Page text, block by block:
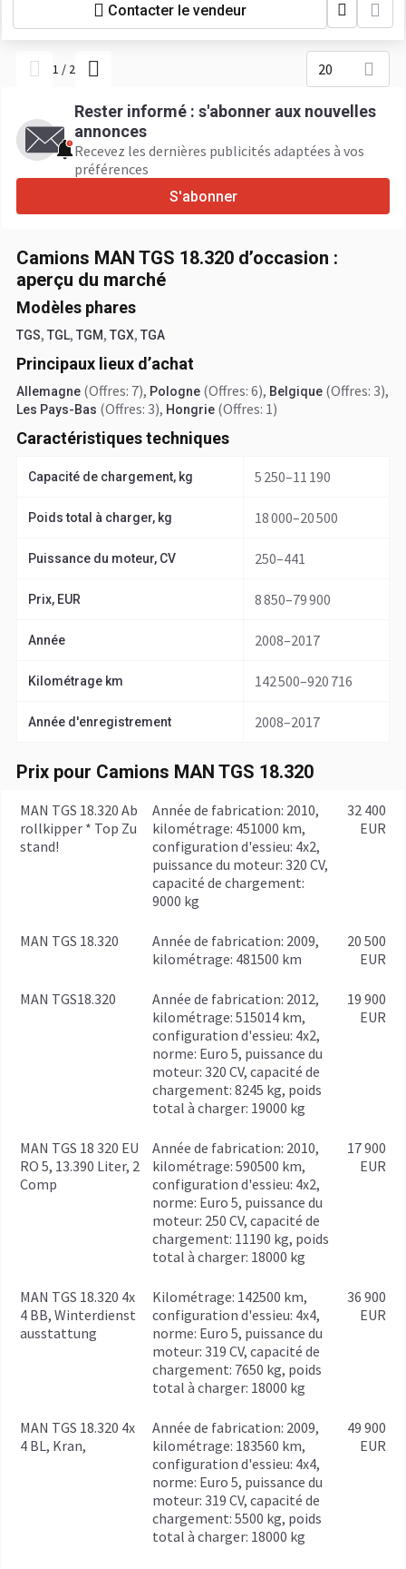
Contacter le vendeur
1 / 2 20
Rester informé : s'abonner aux nouvelles
annonces
Recevez les dernières publicités adaptées à vos
préférences
S'abonner
Camions MAN TGS 18.320 d’occasion :
aperçu du marché
Modèles phares
TGS, TGL, TGM, TGX, TGA
Principaux lieux d’achat
Allemagne (Offres: 7), Pologne (Offres: 6), Belgique (Offres: 3),
Les Pays-Bas (Offres: 3), Hongrie (Offres: 1)
Caractéristiques techniques
Capacité de chargement, kg 5 250–11 190
Poids total à charger, kg 18 000–20 500
Puissance du moteur, CV 250–441
Prix, EUR 8 850–79 900
Année 2008–2017
Kilométrage km 142 500–920 716
Année d'enregistrement 2008–2017
Prix pour Camions MAN TGS 18.320
MAN TGS 18.320 Ab
rollkipper * Top Zu
stand!
année de fabrication: 2010,
kilométrage: 451000 km,
configuration d'essieu: 4x2,
puissance du moteur: 320 CV,
capacité de chargement:
9000 kg
32 400
EUR
MAN TGS 18.320
année de fabrication: 2009,
kilométrage: 481500 km
20 500
EUR
MAN TGS18.320
année de fabrication: 2012,
kilométrage: 515014 km,
configuration d'essieu: 4x2,
norme: Euro 5, puissance du
moteur: 320 CV, capacité de
chargement: 8245 kg, poids
total à charger: 19000 kg
19 900
EUR
MAN TGS 18 320 EU
RO 5, 13.390 Liter, 2
Comp
année de fabrication: 2010,
kilométrage: 590500 km,
configuration d'essieu: 4x2,
norme: Euro 5, puissance du
moteur: 250 CV, capacité de
chargement: 11190 kg, poids
total à charger: 18000 kg
17 900
EUR
MAN TGS 18.320 4x
4 BB, Winterdienst
ausstattung
kilométrage: 142500 km,
configuration d'essieu: 4x4,
norme: Euro 5, puissance du
moteur: 319 CV, capacité de
chargement: 7650 kg, poids
total à charger: 18000 kg
36 900
EUR
MAN TGS 18.320 4x
4 BL, Kran,
année de fabrication: 2009,
kilométrage: 183560 km,
configuration d'essieu: 4x4,
norme: Euro 5, puissance du
moteur: 319 CV, capacité de
chargement: 5500 kg, poids
total à charger: 18000 kg
49 900
EUR